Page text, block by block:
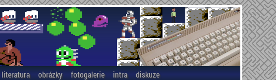
literatura obrázky fotogalerie intra diskuze